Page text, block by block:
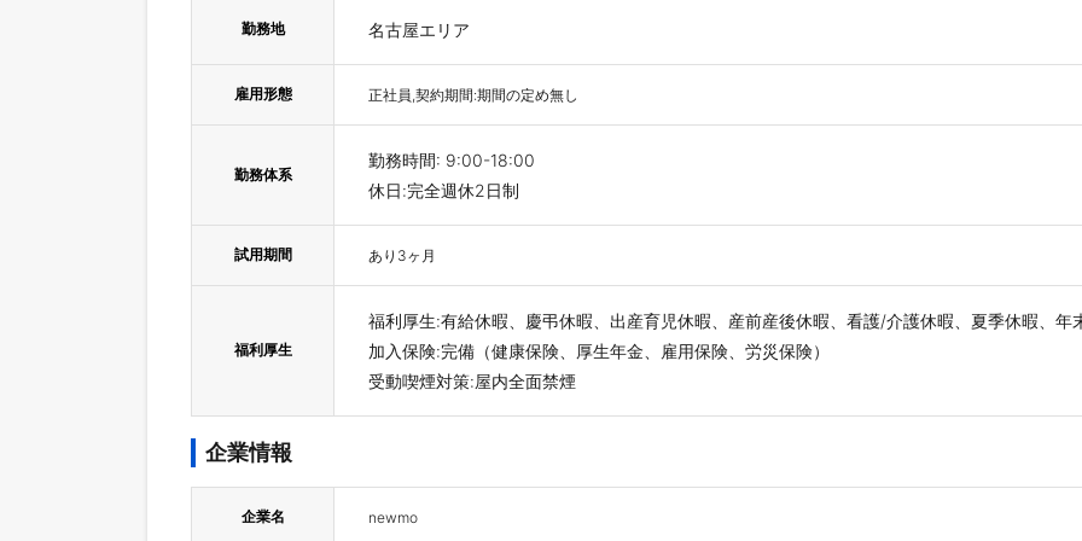
勤務地 名古屋エリア
雇用形態 正社員,契約期間:期間の定め無し
勤務体系
勤務時間: 9:00-18:00
休日:完全週休2日制
試用期間 あり3ヶ月
福利厚生
福利厚生:有給休暇、慶弔休暇、出産育児休暇、産前産後休暇、看護/介護休暇、夏季休暇、年
加入保険:完備（健康保険、厚生年金、雇用保険、労災保険）
受動喫煙対策:屋内全面禁煙
企業情報
企業名 newmo